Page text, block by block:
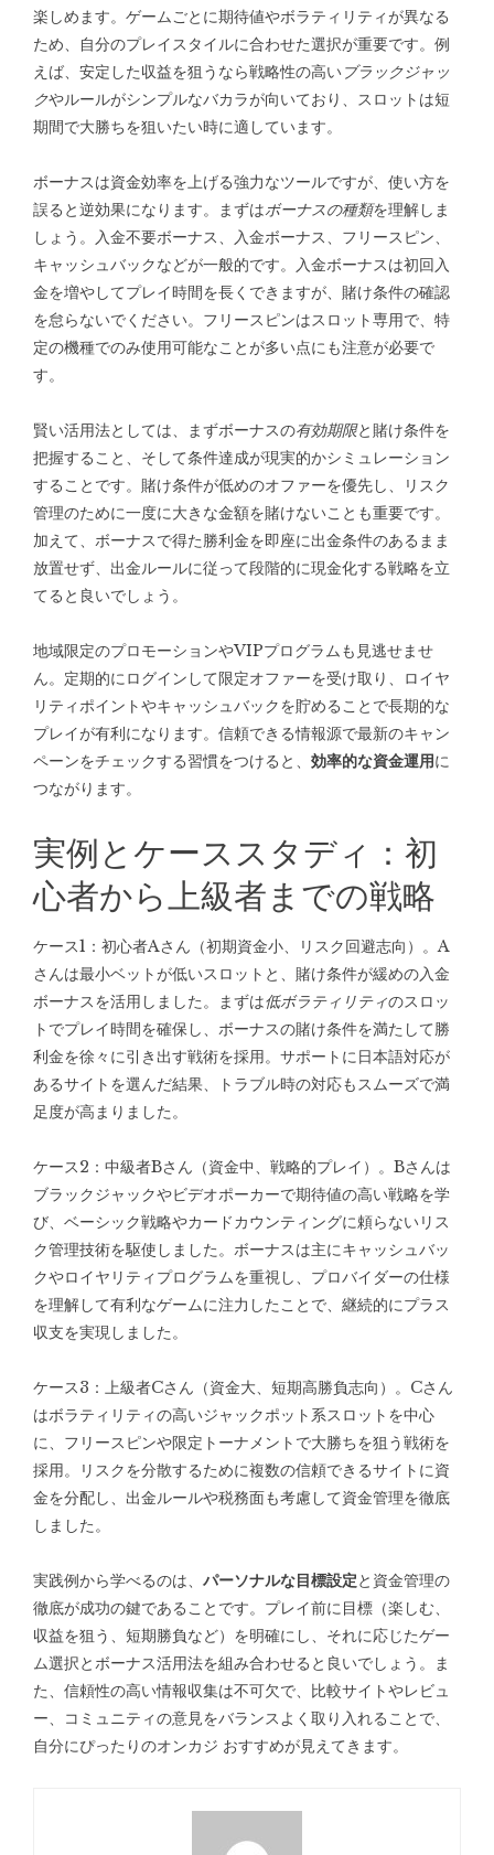
楽しめます。ゲームごとに期待値やボラティリティが異なる
ため、自分のプレイスタイルに合わせた選択が重要です。例
えば、安定した収益を狙うなら戦略性の高いブラックジャッ
クやルールがシンプルなバカラが向いており、スロットは短
期間で大勝ちを狙いたい時に適しています。
ボーナスは資金効率を上げる強力なツールですが、使い方を
誤ると逆効果になります。まずはボーナスの種類を理解しま
しょう。入金不要ボーナス、入金ボーナス、フリースピン、
キャッシュバックなどが一般的です。入金ボーナスは初回入
金を増やしてプレイ時間を長くできますが、賭け条件の確認
を怠らないでください。フリースピンはスロット専用で、特
定の機種でのみ使用可能なことが多い点にも注意が必要で
す。
賢い活用法としては、まずボーナスの有効期限と賭け条件を
把握すること、そして条件達成が現実的かシミュレーション
することです。賭け条件が低めのオファーを優先し、リスク
管理のために一度に大きな金額を賭けないことも重要です。
加えて、ボーナスで得た勝利金を即座に出金条件のあるまま
放置せず、出金ルールに従って段階的に現金化する戦略を立
てると良いでしょう。
地域限定のプロモーションやVIPプログラムも見逃せませ
ん。定期的にログインして限定オファーを受け取り、ロイヤ
リティポイントやキャッシュバックを貯めることで長期的な
プレイが有利になります。信頼できる情報源で最新のキャン
ペーンをチェックする習慣をつけると、 効率的な資金運用に
つながります。
実例とケーススタディ：初
心者から上級者までの戦略
ケース1：初心者Aさん（初期資金小、リスク回避志向）。A
さんは最小ベットが低いスロットと、賭け条件が緩めの入金
ボーナスを活用しました。まずは低ボラティリティのスロッ
トでプレイ時間を確保し、ボーナスの賭け条件を満たして勝
利金を徐々に引き出す戦術を採用。サポートに日本語対応が
あるサイトを選んだ結果、トラブル時の対応もスムーズで満
足度が高まりました。
ケース2：中級者Bさん（資金中、戦略的プレイ）。Bさんは
ブラックジャックやビデオポーカーで期待値の高い戦略を学
び、ベーシック戦略やカードカウンティングに頼らないリス
ク管理技術を駆使しました。ボーナスは主にキャッシュバッ
クやロイヤリティプログラムを重視し、プロバイダーの仕様
を理解して有利なゲームに注力したことで、継続的にプラス
収支を実現しました。
ケース3：上級者Cさん（資金大、短期高勝負志向）。Cさん
はボラティリティの高いジャックポット系スロットを中心
に、フリースピンや限定トーナメントで大勝ちを狙う戦術を
採用。リスクを分散するために複数の信頼できるサイトに資
金を分配し、出金ルールや税務面も考慮して資金管理を徹底
しました。
実践例から学べるのは、 パーソナルな目標設定と資金管理の
徹底が成功の鍵であることです。プレイ前に目標（楽しむ、
収益を狙う、短期勝負など）を明確にし、それに応じたゲー
ム選択とボーナス活用法を組み合わせると良いでしょう。ま
た、信頼性の高い情報収集は不可欠で、比較サイトやレビュ
ー、コミュニティの意見をバランスよく取り入れることで、
自分にぴったりのオンカジ おすすめが見えてきます。